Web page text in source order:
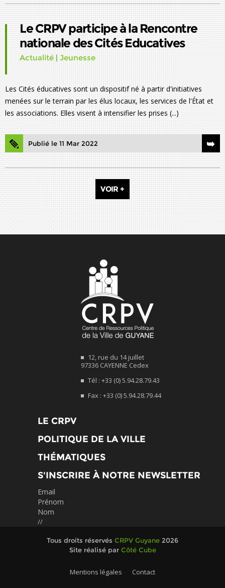
Le CRPV participe à la Rencontre
nationale des Cités Educatives
Actualité | Jeunesse
Les Cités éducatives sont un dispositif né à partir d'initiatives
menées sur le terrain par les élus locaux, les services de l'État et
les associations. Elles visent à intensifier les prises (...)
Publié le 11 Mar 2022
VOIR +
12, rue du 14 juillet
97336 CAYENNE Cedex
Tél : +33 (0) 5.94.28.79.43
Fax : +33 (0) 5.94.28.79.44
LE CRPV
POLITIQUE DE LA VILLE
THÉMATIQUES
S'INSCRIRE À NOTRE NEWSLETTER
Email
Prénom
Nom
//
Tous droits réservés CRPV Guyane 2026
Site réalisé par Côté Cube
Mentions légales Contact